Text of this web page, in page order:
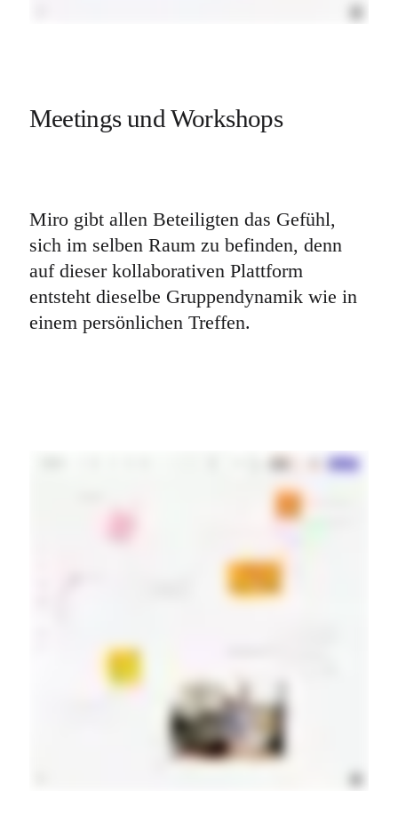
Meetings und Workshops
Miro gibt allen Beteiligten das Gefühl,
sich im selben Raum zu befinden, denn
auf dieser kollaborativen Plattform
entsteht dieselbe Gruppendynamik wie in
einem persönlichen Treffen.